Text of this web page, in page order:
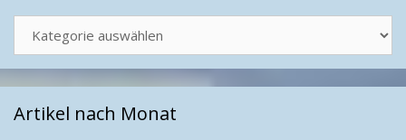
Artikel nach Monat